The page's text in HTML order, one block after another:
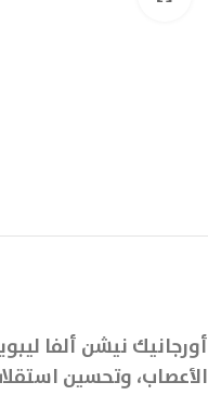
أورجانيك نيشن ألفا
الأعصاب، وتحسين